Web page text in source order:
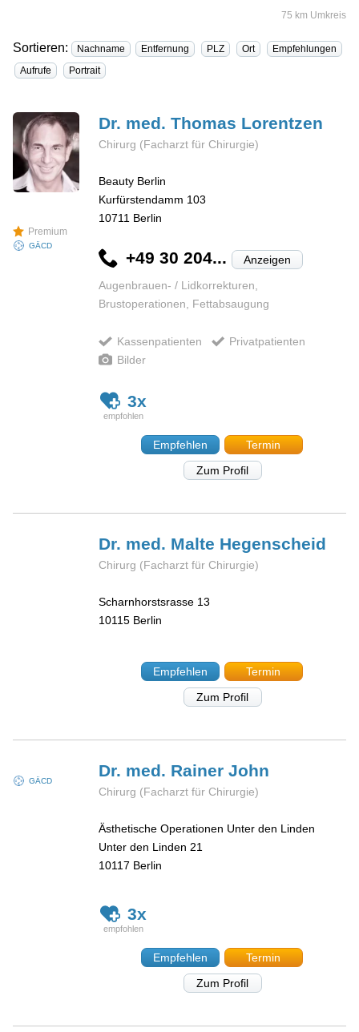
75 km Umkreis
Sortieren: Nachname Entfernung PLZ Ort
Empfehlungen
Aufrufe
Portrait
Premium
GÄCD
Dr. med. Thomas Lorentzen
Chirurg (Facharzt für Chirurgie)
Beauty Berlin
Kurfürstendamm 103
10711 Berlin
+49 30 204... Anzeigen
Augenbrauen- / Lidkorrekturen,
Brustoperationen, Fettabsaugung
Kassenpatienten
Privatpatienten
Bilder
3x
Empfehlen
Termin
Zum Profil
Dr. med. Malte Hegenscheid
Chirurg (Facharzt für Chirurgie)
Scharnhorstsrasse 13
10115 Berlin
Empfehlen
Termin
Zum Profil
GÄCD
Dr. med. RainerJohn
Chirurg (Facharzt für Chirurgie)
Ästhetische Operationen Unter den Linden
Unter den Linden 21
10117 Berlin
3x
Empfehlen
Termin
Zum Profil